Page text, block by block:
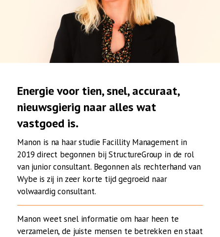
Energie voor tien, snel, accuraat,
nieuwsgierig naar alles wat
vastgoed is.
Manon is na haar studie Facillity Management in
2019 direct begonnen bij StructureGroup in de rol
van junior consultant. Begonnen als rechterhand van
Wybe is zij in zeer korte tijd gegroeid naar
volwaardig consultant.
Manon weet snel informatie om haar heen te
verzamelen, de juiste mensen te betrekken en staat